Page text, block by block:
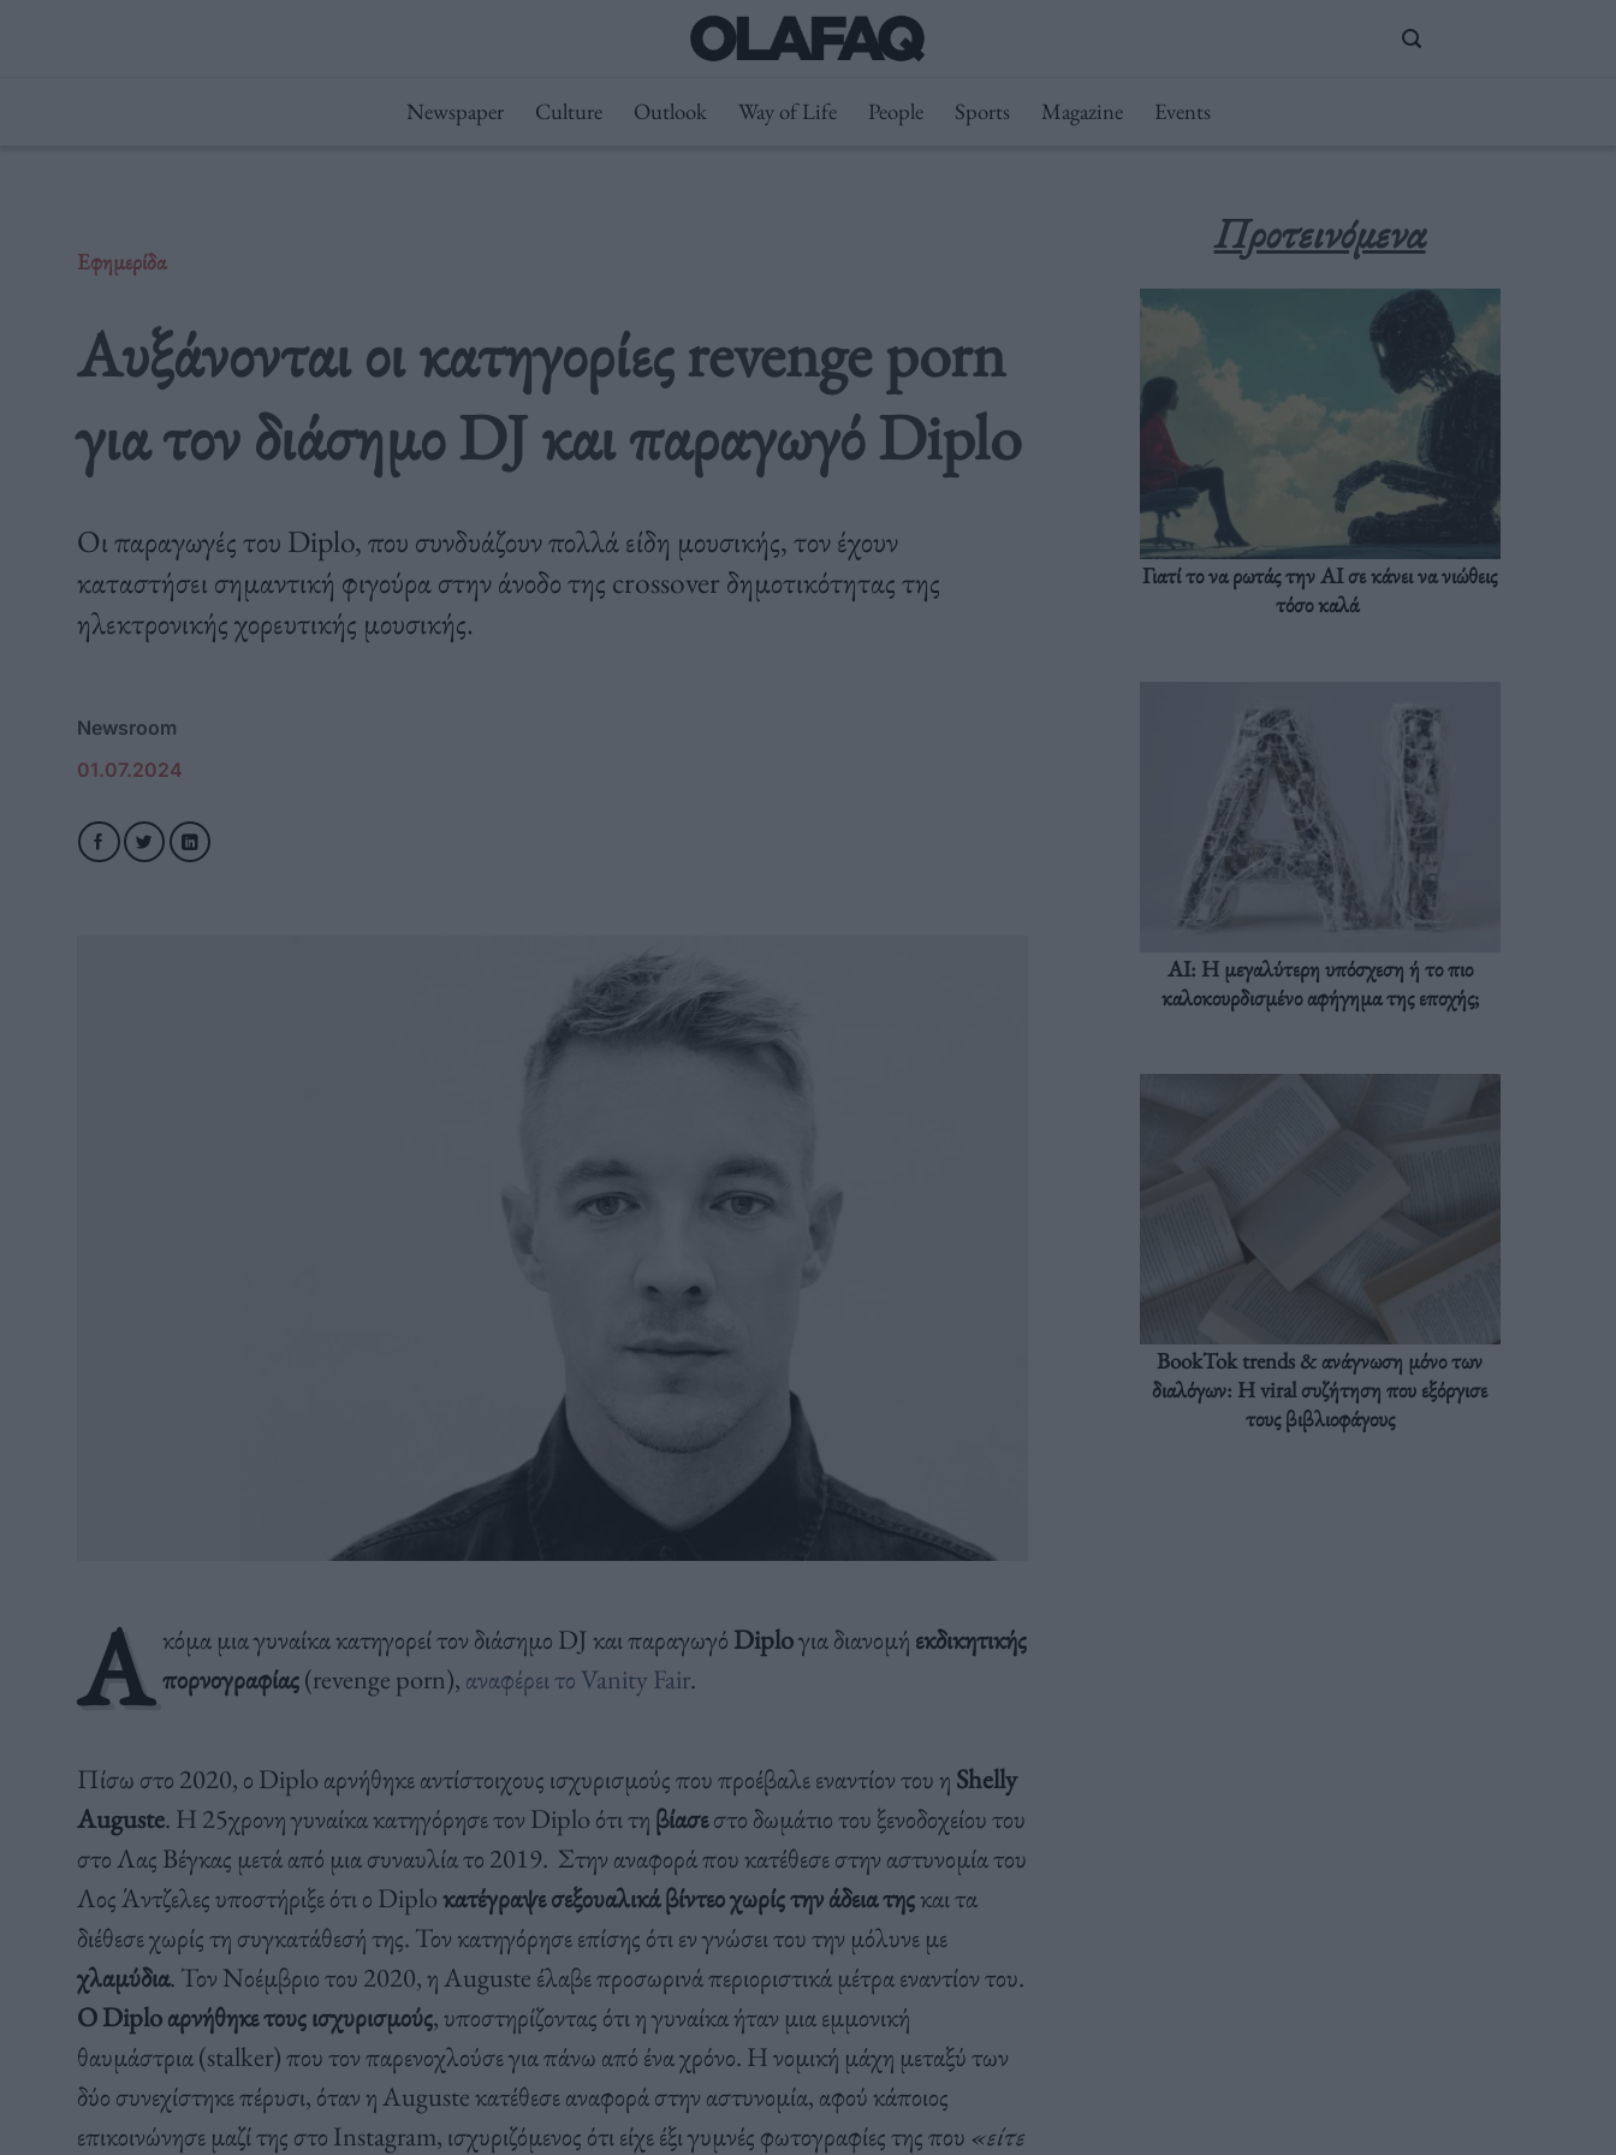
Newspaper Culture Outlook Way of Life People Sports Magazine Events
Εφημερίδα
Αυξάνονται οι κατηγορίες revenge porn
για τον διάσημο DJ και παραγωγό Diplo
Οι παραγωγές του Diplo, που συνδυάζουν πολλά είδη μουσικής, τον έχουν
καταστήσει σημαντική φιγούρα στην άνοδο της crossover δημοτικότητας της
ηλεκτρονικής χορευτικής μουσικής.
Newsroom
01.07.2024
Α κόμα μια γυναίκα κατηγορεί τον διάσημο DJ και παραγωγό Diploγια διανομή εκδικητικής
πορνογραφίας(revenge porn), αναφέρει το Vanity Fair.
Πίσω στο 2020, ο Diplo αρνήθηκε αντίστοιχους ισχυρισμούς που προέβαλε εναντίον του η Shelly
Auguste. H 25χρονη γυναίκα κατηγόρησε τον Diplo ότι τη βίασεστο δωμάτιο του ξενοδοχείου του
στο Λας Βέγκας μετά από μια συναυλία το 2019. Στην αναφορά που κατέθεσε στην αστυνομία του
Λος Άντζελες υποστήριξε ότι ο Diploκατέγραψε σεξουαλικά βίντεο χωρίς την άδεια τηςκαι τα
διέθεσε χωρίς τη συγκατάθεσή της. Τον κατηγόρησε επίσης ότι εν γνώσει του την μόλυνε με
χλαμύδια. Τον Νοέμβριο του 2020, η Auguste έλαβε προσωρινά περιοριστικά μέτρα εναντίον του.
Ο Diplo αρνήθηκε τους ισχυρισμούς, υποστηρίζοντας ότι η γυναίκα ήταν μια εμμονική
θαυμάστρια (stalker) που τον παρενοχλούσε για πάνω από ένα χρόνο. Η νομική μάχη μεταξύ των
δύο συνεχίστηκε πέρυσι, όταν η Auguste κατέθεσε αναφορά στην αστυνομία, αφού κάποιος
επικοινώνησε μαζί της στο Instagram, ισχυριζόμενος ότι είχε έξι γυμνές φωτογραφίες της που «είτε
Προτεινόμενα
Γιατί το να ρωτάς την AI σε κάνει να νιώθεις
τόσο καλά
AI: Η μεγαλύτερη υπόσχεση ή το πιο
καλοκουρδισμένο αφήγημα της εποχής;
BookTok trends & ανάγνωση μόνο των
διαλόγων: Η viral συζήτηση που εξόργισε
τους βιβλιοφάγους